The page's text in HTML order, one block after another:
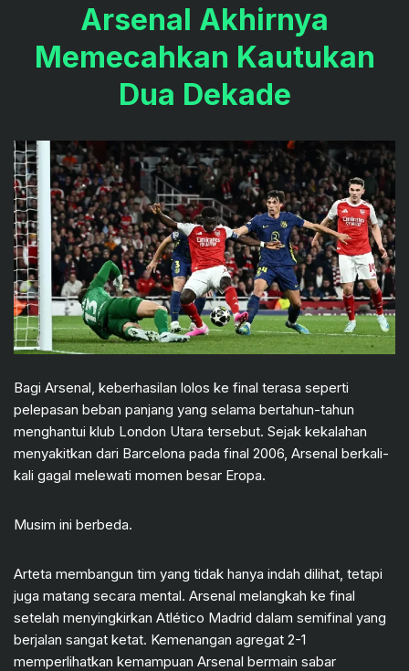
Arsenal Akhirnya
Memecahkan Kautukan
Dua Dekade
Bagi Arsenal, keberhasilan lolos ke final terasa seperti
pelepasan beban panjang yang selama bertahun-tahun
menghantui klub London Utara tersebut. Sejak kekalahan
menyakitkan dari Barcelona pada final 2006, Arsenal berkali-
kali gagal melewati momen besar Eropa.
Musim ini berbeda.
Arteta membangun tim yang tidak hanya indah dilihat, tetapi
juga matang secara mental. Arsenal melangkah ke final
setelah menyingkirkan Atlético Madrid dalam semifinal yang
berjalan sangat ketat. Kemenangan agregat 2-1
memperlihatkan kemampuan Arsenal bermain sabar